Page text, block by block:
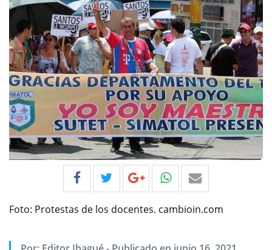
Foto: Protestas de los docentes. cambioin.com